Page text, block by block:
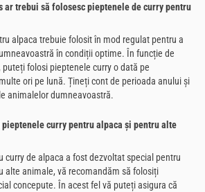
ar trebui să folosesc pieptenele de curry pentru
alpaca trebuie folosit în mod regulat pentru a
în condiții optime. În funcție de
folosi pieptenele curry o dată pe
ori pe lună. Țineți cont de perioada anului și
animalelor dumneavoastră.
curry pentru alpaca și pentru alte
curry de alpaca a fost dezvoltat special pentru
alte animale, vă recomandăm să folosiți
concepute. În acest fel vă puteți asigura că